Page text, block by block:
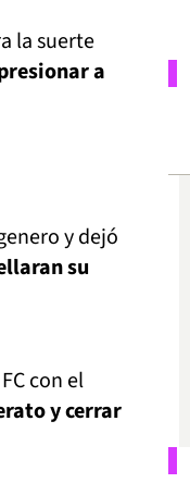
la suerte
a
y dejó
su
con el
y cerrar